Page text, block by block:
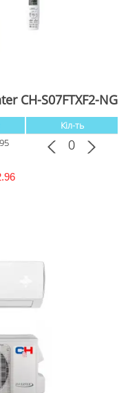
CH-S07FTXF2-NG
Кіл-ть